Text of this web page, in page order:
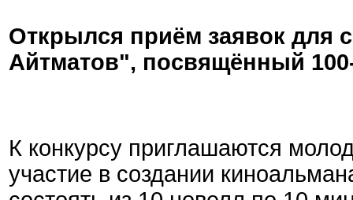
Открылся приём заявок для
Айтматов", посвящённый
К конкурсу приглашаются
участие в создании